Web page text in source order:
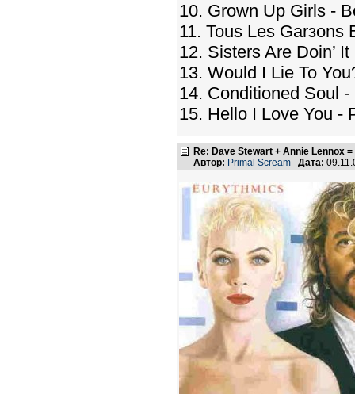
10. Grown Up Girls -
11. Tous Les Garзons
12. Sisters Are Doin’
13. Would I Lie To
14. Conditioned Soul
15. Hello I Love You -
Re: Dave Stewart + Annie Lennox
Автор: Primal Scream Дата: